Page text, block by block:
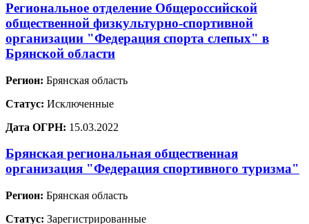
Региональное отделение Общероссийской
общественной физкультурно-спортивной
организации "Федерация спорта слепых" в
Брянской области
Регион: Брянская область
Статус: Исключенные
Дата ОГРН: 15.03.2022
Брянская региональная общественная
организация "Федерация спортивного туризма"
Регион: Брянская область
Статус: Зарегистрированные